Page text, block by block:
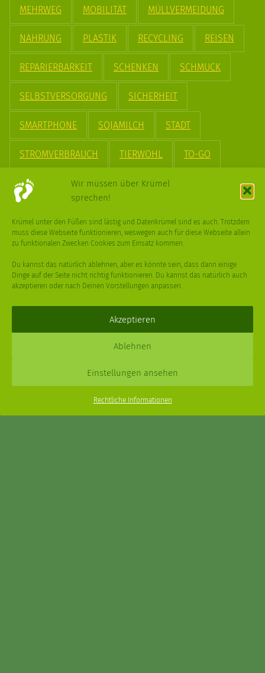
Wir müssen über Krümel
sprechen!
Krümel unter den Füßen sind lästig und Datenkrümel sind es auch. Trotzdem
muss diese Webseite funktionieren, weswegen auch für diese Webseite allein
zu funktionalen Zwecken Cookies zum Einsatz kommen.
Du kannst das natürlich ablehnen, aber es könnte sein, dass dann einige
Dinge auf der Seite nicht richtig funktionieren. Du kannst das natürlich auch
akzeptieren oder nach Deinen Vorstellungen anpassen.
Akzeptieren
Ablehnen
Einstellungen ansehen
Rechtliche Informationen
Menu
MEHRWEG MOBILITÄT MÜLLVERMEIDUNG
NAHRUNG PLASTIK RECYCLING REISEN
REPARIERBARKEIT SCHENKEN SCHMUCK
SELBSTVERSORGUNG SICHERHEIT
SMARTPHONE SOJAMILCH STADT
STROMVERBRAUCH TIERWOHL TO-GO
TREND UPCYCLING VEGAN
WEIHNACHTSBAUM WINTER
XPDT : Marken & Kommunikation